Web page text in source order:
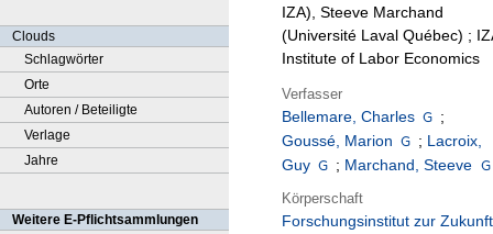
Clouds
Schlagwörter
Orte
Autoren / Beteiligte
Verlage
Jahre
Weitere E-Pflichtsammlungen
IZA), Steeve Marchand
(Université Laval Québec) ;
Institute of Labor Economics
Verfasser
Bellemare, Charles
;
Goussé, Marion
; Lacroix,
Guy
; Marchand, Steeve
Körperschaft
Forschungsinstitut zur Zukunft